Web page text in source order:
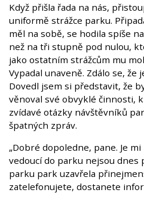
Když přišla řada na nás,
uniformě strážce parku.
měl na sobě, se hodila spíše
než na tři stupně pod nulou,
jako ostatním strážcům mu
Vypadal unaveně. Zdálo se, že
Dovedl jsem si představit, že
věnoval své obvyklé činnosti,
zvídavé otázky návštěvníků
špatných zpráv.
„Dobré dopoledne, pane. Je
vedoucí do parku nejsou dnes
parku park uzavřela
zatelefonujete, dostanete